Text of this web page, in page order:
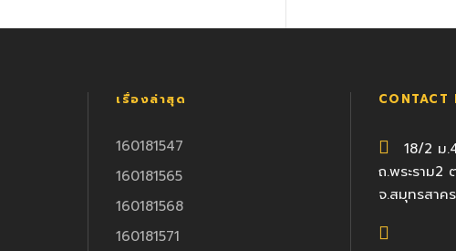
เรื่องล่าสุด
160181547
160181565
160181568
160181571
CONTACT
18/2 ม
ถ.พระราม2
จ.สมุทรสาคร